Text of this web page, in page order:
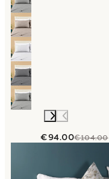
€94.00€104.00